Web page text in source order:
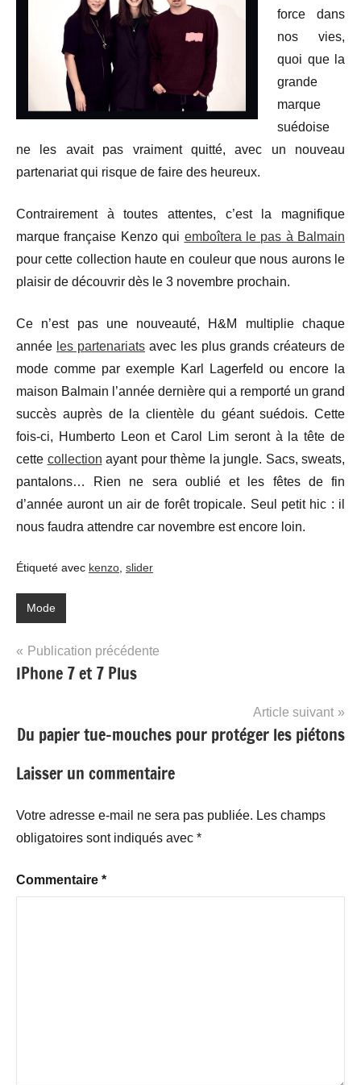
force dans
nos vies,
quoi que la
grande
marque
suédoise
ne les avait pas vraiment quitté, avec un nouveau
partenariat qui risque de faire des heureux.
Contrairement à toutes attentes, c’est la magnifique
marque française Kenzo qui emboîtera le pas à Balmain
pour cette collection haute en couleur que nous aurons le
plaisir de découvrir dès le 3 novembre prochain.
Ce n’est pas une nouveauté, H&M multiplie chaque
année les partenariats avec les plus grands créateurs de
mode comme par exemple Karl Lagerfeld ou encore la
maison Balmain l’année dernière qui a remporté un grand
succès auprès de la clientèle du géant suédois. Cette
fois-ci, Humberto Leon et Carol Lim seront à la tête de
cette collection ayant pour thème la jungle. Sacs, sweats,
pantalons… Rien ne sera oublié et les fêtes de fin
d’année auront un air de forêt tropicale. Seul petit hic : il
nous faudra attendre car novembre est encore loin.
Étiqueté avec kenzo slider
Mode
Navigation
de
Publication précédente
IPhone 7 et 7 Plus
Article suivant
Du papier tue-mouches pour protéger les piétons
Laisser un commentaire
Votre adresse e-mail ne sera pas publiée. Les champs
obligatoires sont indiqués avec *
Commentaire *